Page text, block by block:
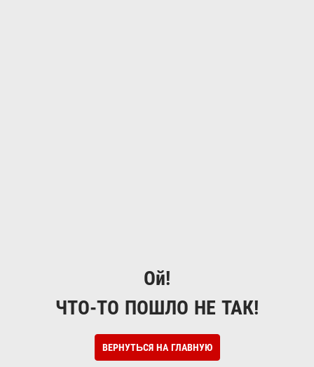
Ой!
ЧТО-ТО ПОШЛО НЕ ТАК!
ВЕРНУТЬСЯ НА ГЛАВНУЮ